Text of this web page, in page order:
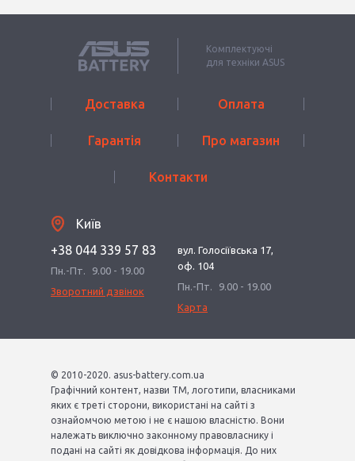
Комплектуючі
для техніки ASUS
Доставка Оплата
Гарантія Про магазин
Контакти
Київ
+38 044 339 57 83
Пн.-Пт.
9.00 - 19.00
Зворотний дзвінок
вул. Голосіївська 17,
оф. 104
Пн.-Пт.
9.00 - 19.00
Карта
© 2010-2020. asus-battery.com.ua
Графічний контент, назви ТМ, логотипи, власниками
яких є треті сторони, використані на сайті з
ознайомчою метою і не є нашою власністю. Вони
належать виключно законному правовласнику і
подані на сайті як довідкова інформація. До них